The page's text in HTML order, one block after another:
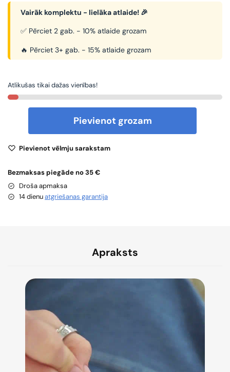
Vairāk komplektu - lielāka atlaide! 🎉
✅ Pērciet 2 gab. - 10% atlaide grozam
🔥 Pērciet 3+ gab. - 15% atlaide grozam
Atlikušas tikai dažas vienības!
Pievienot grozam
Pievienot vēlmju sarakstam
Bezmaksas piegāde no 35 €
Droša apmaksa
14 dienuatgriešanas garantija
Apraksts